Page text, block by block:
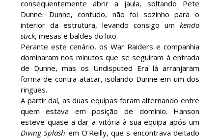
e confusão fora do ringue
Unknown- Aug 05 2026
WWE: Netflix censura segmento entre Becky
Lynch e Liv Morgan no Raw
SCSA867-Aug 07 2026
Estreia no Main Roster à vista? WWE regista
marca "Vice City" para Lola Vice
SCSA867- Aug 07 2026
consequentemente abrir a jaula, soltando Pete
Dunne. Dunne, contudo, não foi sozinho para o
interior da estrutura, levando consigo umkendo
stick, mesas e baldes do lixo.
Perante este cenário, os War Raiders e companhia
dominaram nos minutos que se seguiram à entrada
de Dunne, mas os Undisputed Era lá arranjaram
forma de contra-atacar, isolando Dunne em um dos
ringues.
A partir daí, as duas equipas foram alternando entre
quem estava em posição de domínio. Hanson
esteve quase a dar a vitória à sua equipa após um
Diving Splash em O’Reilly, que s encontrava deitado